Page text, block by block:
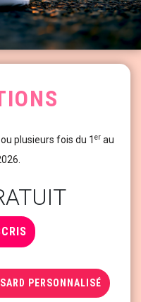
plusieurs fois du 1 er au
PERSONNALISÉ